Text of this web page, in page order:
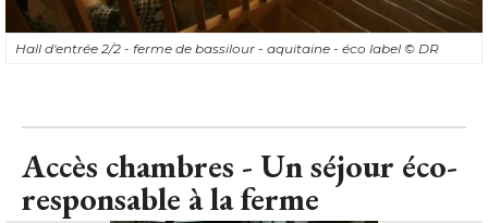
Hall d'entrée 2/2 - ferme de bassilour - aquitaine - éco label © DR
Accès chambres - Un séjour éco-
responsable à la ferme